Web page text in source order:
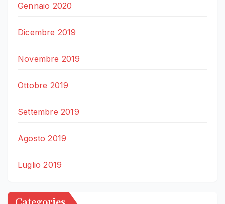
Gennaio 2020
Dicembre 2019
Novembre 2019
Ottobre 2019
Settembre 2019
Agosto 2019
Luglio 2019